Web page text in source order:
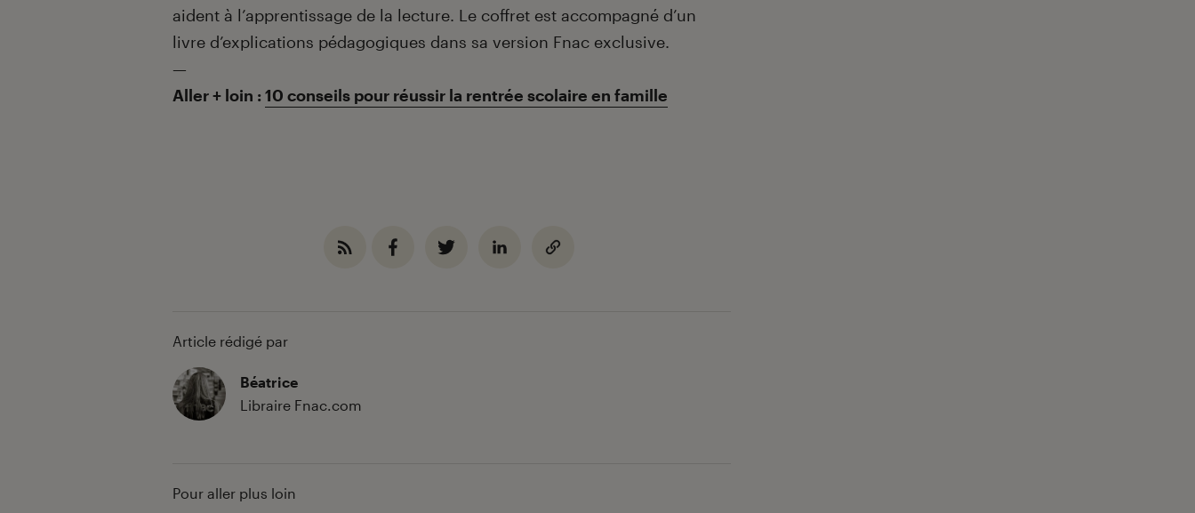
aident à l’apprentissage de la lecture. Le coffret est accompagné d’un
livre d’explications pédagogiques dans sa version Fnac exclusive.
—
Aller + loin :10 conseils pour réussir la rentrée scolaire en famille
Article rédigé par
Béatrice
Libraire Fnac.com
Pour aller plus loin